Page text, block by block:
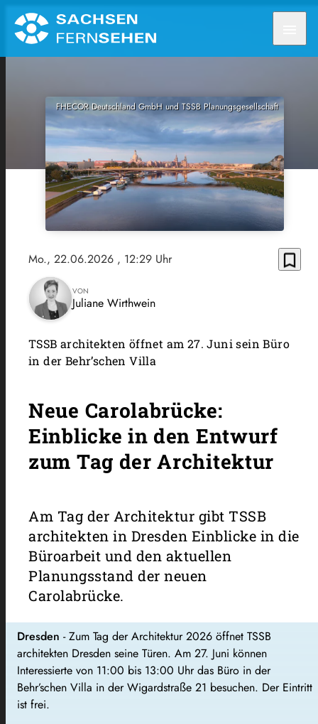
FHECOR Deutschland GmbH und TSSB Planungsgesellschaft
Mo., 22.06.2026 , 12:29 Uhr bookmark_border
VON
Juliane Wirthwein
TSSB architekten öffnet am 27. Juni sein Büro
in der Behr’schen Villa
Neue Carolabrücke:
Einblicke in den Entwurf
zum Tag der Architektur
Am Tag der Architektur gibt TSSB
architekten in Dresden Einblicke in die
Büroarbeit und den aktuellen
Planungsstand der neuen
Carolabrücke.
Dresden - Zum Tag der Architektur 2026 öffnet TSSB
architekten Dresden seine Türen. Am 27. Juni können
Interessierte von 11:00 bis 13:00 Uhr das Büro in der
Behr’schen Villa in der Wigardstraße 21 besuchen. Der Eintritt
ist frei.